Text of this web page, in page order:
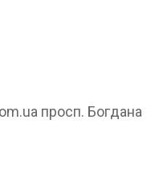
просп. Богдана